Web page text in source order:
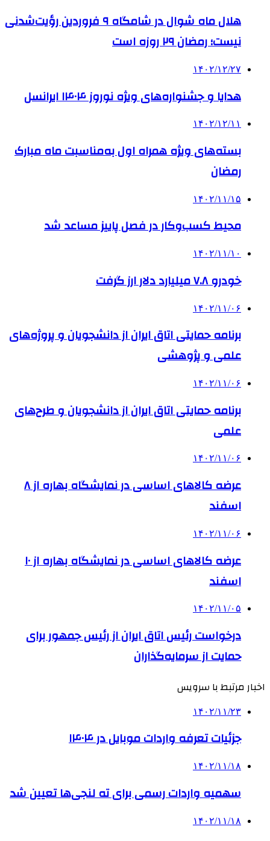
هلال ماه شوال در شامگاه ۹ فروردین رؤیت‌شدنی
نیست؛ رمضان ۲۹ روزه است
۱۴۰۲/۱۲/۲۷
هدایا و جشنواره‌های ویژه نوروز ۱۴۰۴ ایرانسل
۱۴۰۲/۱۲/۱۱
بسته‌های ویژه همراه اول به‌مناسبت ماه مبارک
رمضان
۱۴۰۲/۱۱/۱۵
محیط کسب‌وکار در فصل پاییز مساعد شد
۱۴۰۲/۱۱/۱۰
خودرو ۷.۸ میلیارد دلار ارز گرفت
۱۴۰۲/۱۱/۰۶
برنامه حمایتی اتاق ایران از دانشجویان و پروژه‌های
علمی و پژوهشی
۱۴۰۲/۱۱/۰۶
برنامه حمایتی اتاق ایران از دانشجویان و طرح‌های
علمی
۱۴۰۲/۱۱/۰۶
عرضه کالاهای اساسی در نمایشگاه بهاره از ۸
اسفند
۱۴۰۲/۱۱/۰۶
عرضه کالاهای اساسی در نمایشگاه بهاره از ۱۰
اسفند
۱۴۰۲/۱۱/۰۵
درخواست رئیس اتاق ایران از رئیس جمهور برای
حمایت از سرمایه‌گذاران
اخبار مرتبط با سرویس
۱۴۰۲/۱۱/۲۳
جزئیات تعرفه واردات موبایل در ۱۴۰۴
۱۴۰۲/۱۱/۱۸
سهمیه واردات رسمی برای ته لنجی‌ها تعیین شد
۱۴۰۲/۱۱/۱۸